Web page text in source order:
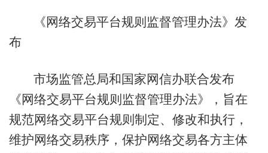
《网络交易平台规则监督管理办法》发
布
市场监管总局和国家网信办联合发布
《网络交易平台规则监督管理办法》，旨在
规范网络交易平台规则制定、修改和执行，
维护网络交易秩序，保护网络交易各方主体